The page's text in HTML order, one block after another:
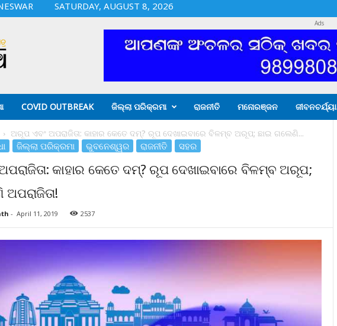
SATURDAY, AUGUST 8, 2026
Ads
COVID OUTBREAK ଜିଲ୍ଲା ପରିକ୍ରମା ରାଜନୀତି ମନୋରଞ୍ଜନ ଜୀବନଚର୍ଯ୍ୟା
ଅରୂପ ଏବଂ ଅପରାଜିତା: କାହାର କେତେ ଦମ୍? ରୂପ ଦେଖାଇବାରେ ବିଳମ୍ବ ଅରୂପ; ଛାଇ ଗଲେଣି...
ଜିଲ୍ଲା ପରିକ୍ରମା ଭୁବନେଶ୍ୱର ରାଜନୀତି ସହର
କାହାର କେତେ ଦମ୍? ରୂପ ଦେଖାଇବାରେ ବିଳମ୍ବ ଅରୂପ;
- April 11, 2019 2537